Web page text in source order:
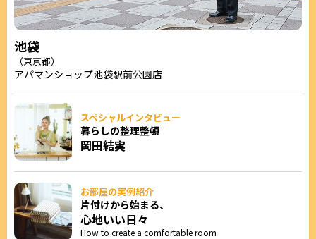
池袋
（東京都）
アパマンショップ池袋駅前公園店
スペシャルインタビュー
暮らしの整理整頓
岡田結実
お部屋の実例紹介
片付けから始まる、
心地いい日々
How to create a comfortable room